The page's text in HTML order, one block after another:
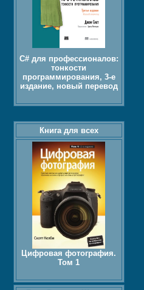
C# для профессионалов:
тонкости
программирования, 3-е
издание, новый перевод
Книга для всех
Цифровая фотография.
Том 1